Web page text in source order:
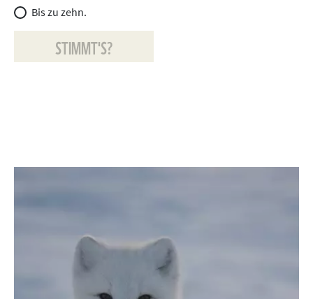
Bis zu zehn.
STIMMT'S?